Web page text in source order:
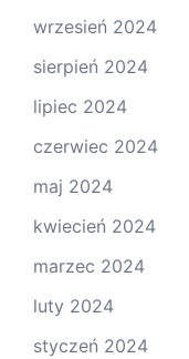
wrzesień 2024
sierpień 2024
lipiec 2024
czerwiec 2024
maj 2024
kwiecień 2024
marzec 2024
luty 2024
styczeń 2024